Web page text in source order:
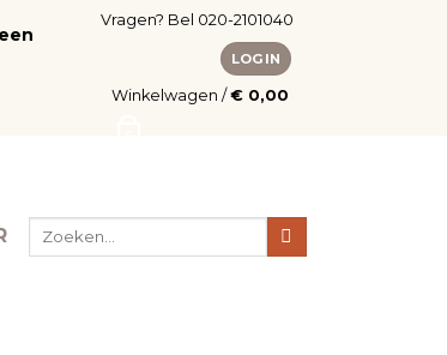
Vragen? Bel 020-2101040
LOGIN
Winkelwagen /€ 0,00
Zoeken